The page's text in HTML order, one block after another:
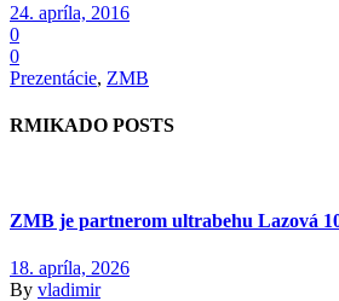
24. apríla, 2016
0
0
Prezentácie, ZMB
RMIKADO POSTS
ZMB je partnerom ultrabehu Lazová
18. apríla, 2026
By vladimir